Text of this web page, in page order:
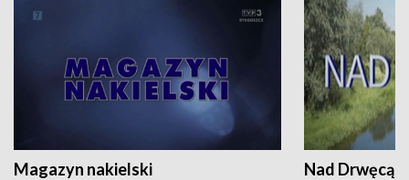
Magazyn nakielski Nad Drwęcą